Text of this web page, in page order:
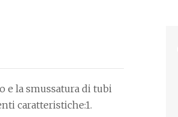
e la smussatura di tubi
caratteristiche:1.